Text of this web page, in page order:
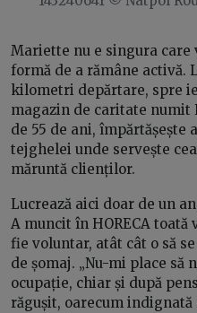
Mariette nu e singura care
formă de a rămâne activă.
kilometri depărtare, spre
magazin de caritate numit
de 55 de ani, împărtășește
tejghelei unde servește
măruntă clienților.
Lucrează aici doar de un
A muncit în HORECA
fie voluntar, atât cât o să
de șomaj. „Nu-mi place să
ocupație, chiar și după
răgușit, oarecum